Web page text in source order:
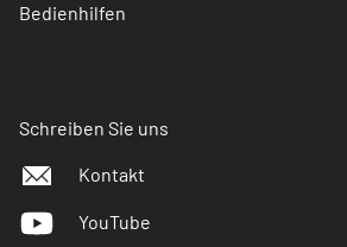
Bedienhilfen
Schreiben Sie uns
Kontakt
YouTube